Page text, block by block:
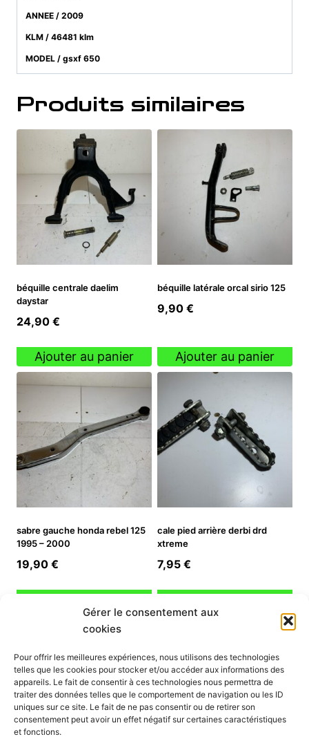
Gérer le consentement aux
cookies
Pour offrir les meilleures expériences, nous utilisons des technologies
telles que les cookies pour stocker et/ou accéder aux informations des
appareils. Le fait de consentir à ces technologies nous permettra de
traiter des données telles que le comportement de navigation ou les ID
uniques sur ce site. Le fait de ne pas consentir ou de retirer son
consentement peut avoir un effet négatif sur certaines caractéristiques
et fonctions.
ANNEE / 2009
KLM / 46481 klm
MODEL / gsxf 650
Produits similaires
béquille centrale daelim
daystar
24,90 €
Ajouter au panier
béquille latérale orcal sirio 125
9,90 €
Ajouter au panier
sabre gauche honda rebel 125
1995 – 2000
19,90 €
cale pied arrière derbi drd
xtreme
7,95 €
INFORMATION
Mon compte
Nous contacter
Mode paiement
Nos services